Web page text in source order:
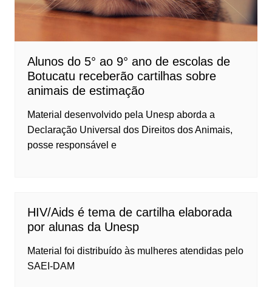
Alunos do 5° ao 9° ano de escolas de
Botucatu receberão cartilhas sobre
animais de estimação
Material desenvolvido pela Unesp aborda a
Declaração Universal dos Direitos dos Animais,
posse responsável e
HIV/Aids é tema de cartilha elaborada
por alunas da Unesp
Material foi distribuído às mulheres atendidas pelo
SAEI-DAM